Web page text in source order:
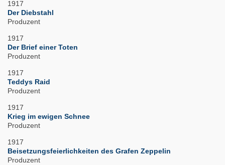
1917
Der Diebstahl
Produzent
1917
Der Brief einer Toten
Produzent
1917
Teddys Raid
Produzent
1917
Krieg im ewigen Schnee
Produzent
1917
Beisetzungsfeierlichkeiten des Grafen Zeppelin
Produzent